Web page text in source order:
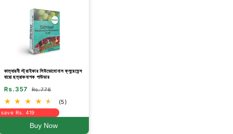
কাত্যায়নী স্ট্রাইকার সিউডোমোনাস ফ্লুরেসেন্স
বায়ো ছত্রাকনাশক পাউডার
Rs.357 Rs.776
(5)
save Rs. 419
Buy Now